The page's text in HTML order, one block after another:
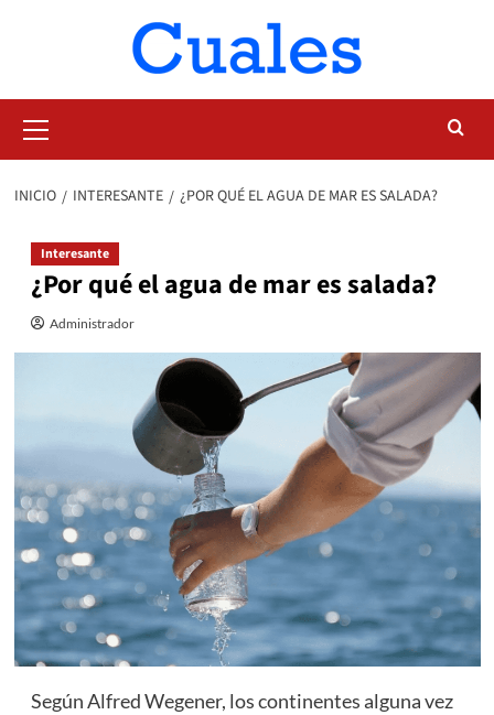
primario
INICIO INTERESANTE ¿POR QUÉ EL AGUA DE MAR ES SALADA?
Interesante
¿Por qué el agua de mar es salada?
Administrador
Según Alfred Wegener, los continentes alguna vez